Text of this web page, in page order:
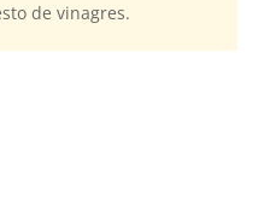
de vinagres.